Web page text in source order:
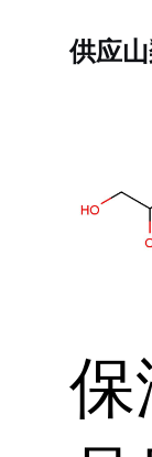
供应
保